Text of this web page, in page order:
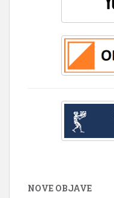
NOVE OBJAVE